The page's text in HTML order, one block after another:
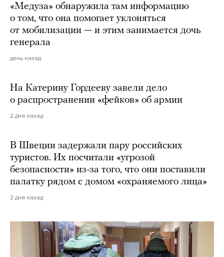
«Медуза» обнаружила там информацию
о том, что она помогает уклоняться
от мобилизации — и этим занимается дочь
генерала
день назад
На Катерину Гордееву завели дело
о распространении «фейков» об армии
2 дня назад
В Швеции задержали пару российских
туристов. Их посчитали «угрозой
безопасности» из-за того, что они поставили
палатку рядом с домом «охраняемого лица»
2 дня назад